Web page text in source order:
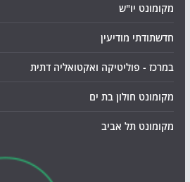
מקומונט יו"ש
חדשתודתי מודיעין
במרכז - פוליטיקה ואקטואליה דתית
מקומונט חולון בת ים
מקומונט תל אביב